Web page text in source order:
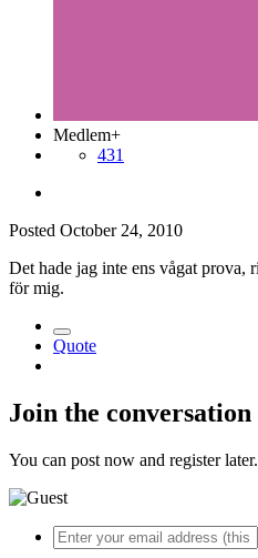
Medlem+
431
Posted October 24, 2010
Det hade jag inte ens vågat prova,
för mig.
Quote
Join the conversation
You can post now and register